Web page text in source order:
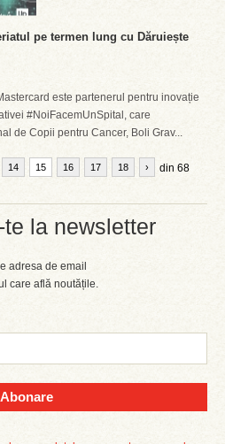
la newsletter
adresa de email
care află noutățile.
Abonare
pe termen lung cu Dăruiește
este partenerul pentru inovație
#NoiFacemUnSpital, care
de Copii pentru Cancer, Boli Grav...
14 15 16 17 18 din 68
›